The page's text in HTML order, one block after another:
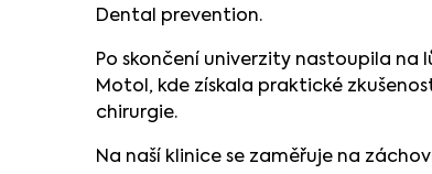
Dental prevention.
Po skončení univerzity nastoupila na
Motol, kde získala praktické
chirurgie.
Na naší klinice se zaměřuje na